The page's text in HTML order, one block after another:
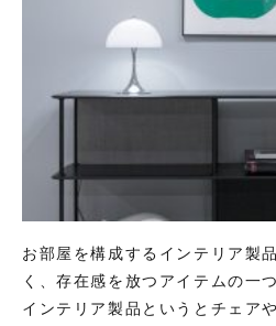
お部屋を構成するインテリア製
く、存在感を放つアイテムの一
インテリア製品というとチェア